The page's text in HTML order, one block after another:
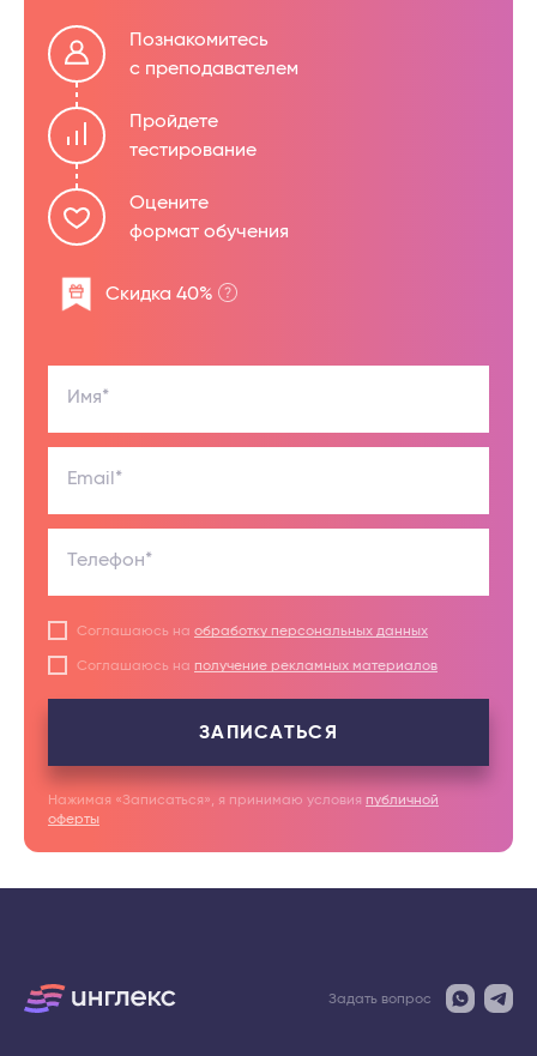
Познакомитесь
с преподавателем
Пройдете
тестирование
Оцените
формат обучения
Скидка 40%
Имя*
Email*
Телефон*
Соглашаюсь на обработку персональных данных
Соглашаюсь на получение рекламных материалов
ЗАПИСАТЬСЯ
Нажимая «Записаться», я принимаю условия публичной
оферты
Задать вопрос